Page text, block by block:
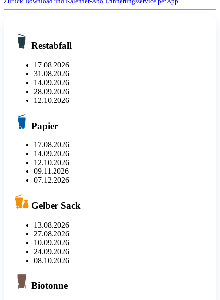
Restabfall
17.08.2026
31.08.2026
14.09.2026
28.09.2026
12.10.2026
Papier
17.08.2026
14.09.2026
12.10.2026
09.11.2026
07.12.2026
Gelber Sack
13.08.2026
27.08.2026
10.09.2026
24.09.2026
08.10.2026
Biotonne